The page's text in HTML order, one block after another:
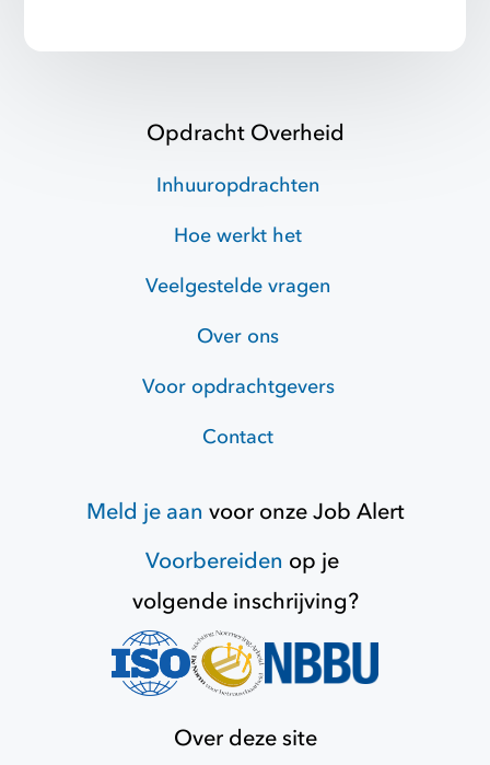
Opdracht Overheid
Inhuuropdrachten
Hoe werkt het
Veelgestelde vragen
Over ons
Voor opdrachtgevers
Contact
Meld je aan voor onzeJob Alert
Voorbereiden op je
volgende inschrijving?
Over deze site